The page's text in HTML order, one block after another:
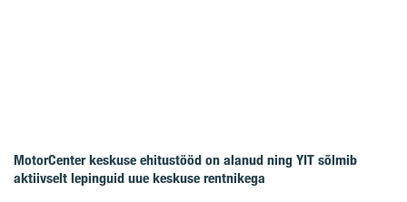
MotorCenter keskuse ehitustööd on alanud ning YIT sõlmib
aktiivselt lepinguid uue keskuse rentnikega